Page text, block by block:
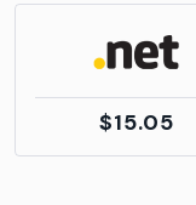
$15.05